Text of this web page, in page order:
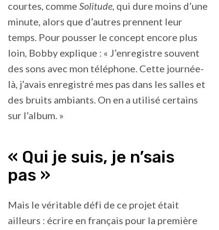
courtes, comme Solitude, qui dure moins d’une
minute, alors que d’autres prennent leur
temps. Pour pousser le concept encore plus
loin, Bobby explique : « J’enregistre souvent
des sons avec mon téléphone. Cette journée-
là, j’avais enregistré mes pas dans les salles et
des bruits ambiants. On en a utilisé certains
sur l’album. »
« Qui je suis, je n’sais
pas »
Mais le véritable défi de ce projet était
ailleurs : écrire en français pour la première